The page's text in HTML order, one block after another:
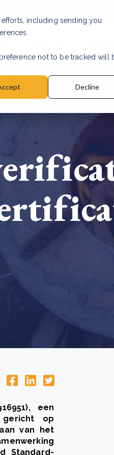
efforts, including sending you
not to be tracked will
Decline
Lees artikel
een
gericht op
van het
Standard-